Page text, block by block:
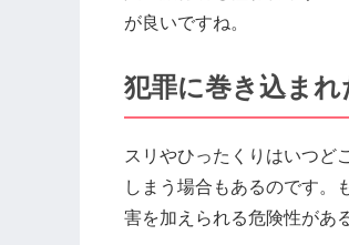
が良いですね。
犯罪に巻き込まれ
スリやひったくりはいつど
しまう場合もあるのです。
害を加えられる危険性があ